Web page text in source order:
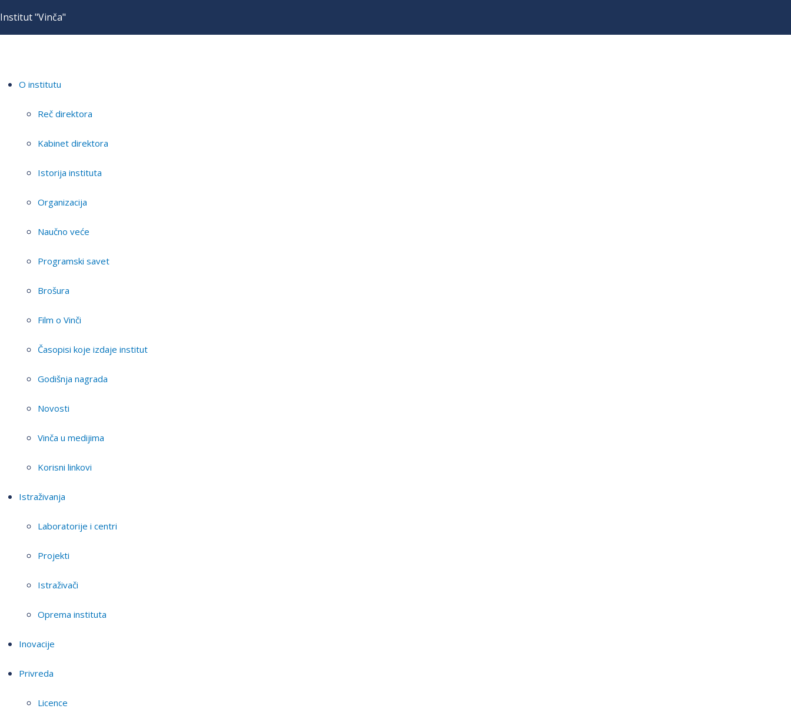
Institut "Vinča"
O institutu
Reč direktora
Kabinet direktora
Istorija instituta
Organizacija
Naučno veće
Programski savet
Brošura
Film o Vinči
Časopisi koje izdaje institut
Godišnja nagrada
Novosti
Vinča u medijima
Korisni linkovi
Istraživanja
Laboratorije i centri
Projekti
Istraživači
Oprema instituta
Inovacije
Privreda
Licence